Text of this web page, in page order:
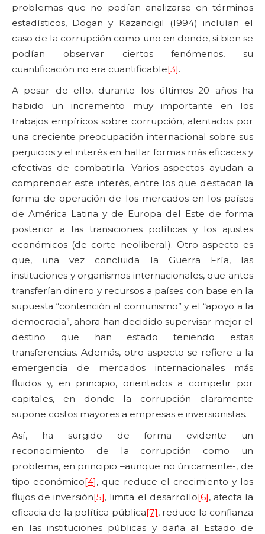
problemas que no podían analizarse en términos
estadísticos, Dogan y Kazancigil (1994) incluían el
caso de la corrupción como uno en donde, si bien se
podían observar ciertos fenómenos, su
cuantificación no era cuantificable[3].
A pesar de ello, durante los últimos 20 años ha
habido un incremento muy importante en los
trabajos empíricos sobre corrupción, alentados por
una creciente preocupación internacional sobre sus
perjuicios y el interés en hallar formas más eficaces y
efectivas de combatirla. Varios aspectos ayudan a
comprender este interés, entre los que destacan la
forma de operación de los mercados en los países
de América Latina y de Europa del Este de forma
posterior a las transiciones políticas y los ajustes
económicos (de corte neoliberal). Otro aspecto es
que, una vez concluida la Guerra Fría, las
instituciones y organismos internacionales, que antes
transferían dinero y recursos a países con base en la
supuesta “contención al comunismo” y el “apoyo a la
democracia”, ahora han decidido supervisar mejor el
destino que han estado teniendo estas
transferencias. Además, otro aspecto se refiere a la
emergencia de mercados internacionales más
fluidos y, en principio, orientados a competir por
capitales, en donde la corrupción claramente
supone costos mayores a empresas e inversionistas.
Así, ha surgido de forma evidente un
reconocimiento de la corrupción como un
problema, en principio –aunque no únicamente-, de
tipo económico[4], que reduce el crecimiento y los
flujos de inversión[5], limita el desarrollo[6], afecta la
eficacia de la política pública[7], reduce la confianza
en las instituciones públicas y daña al Estado de